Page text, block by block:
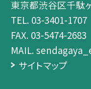
東京都渋谷区千駄
TEL. 03-3401-1707
FAX. 03-5474-2683
MAIL.
サイトマップ